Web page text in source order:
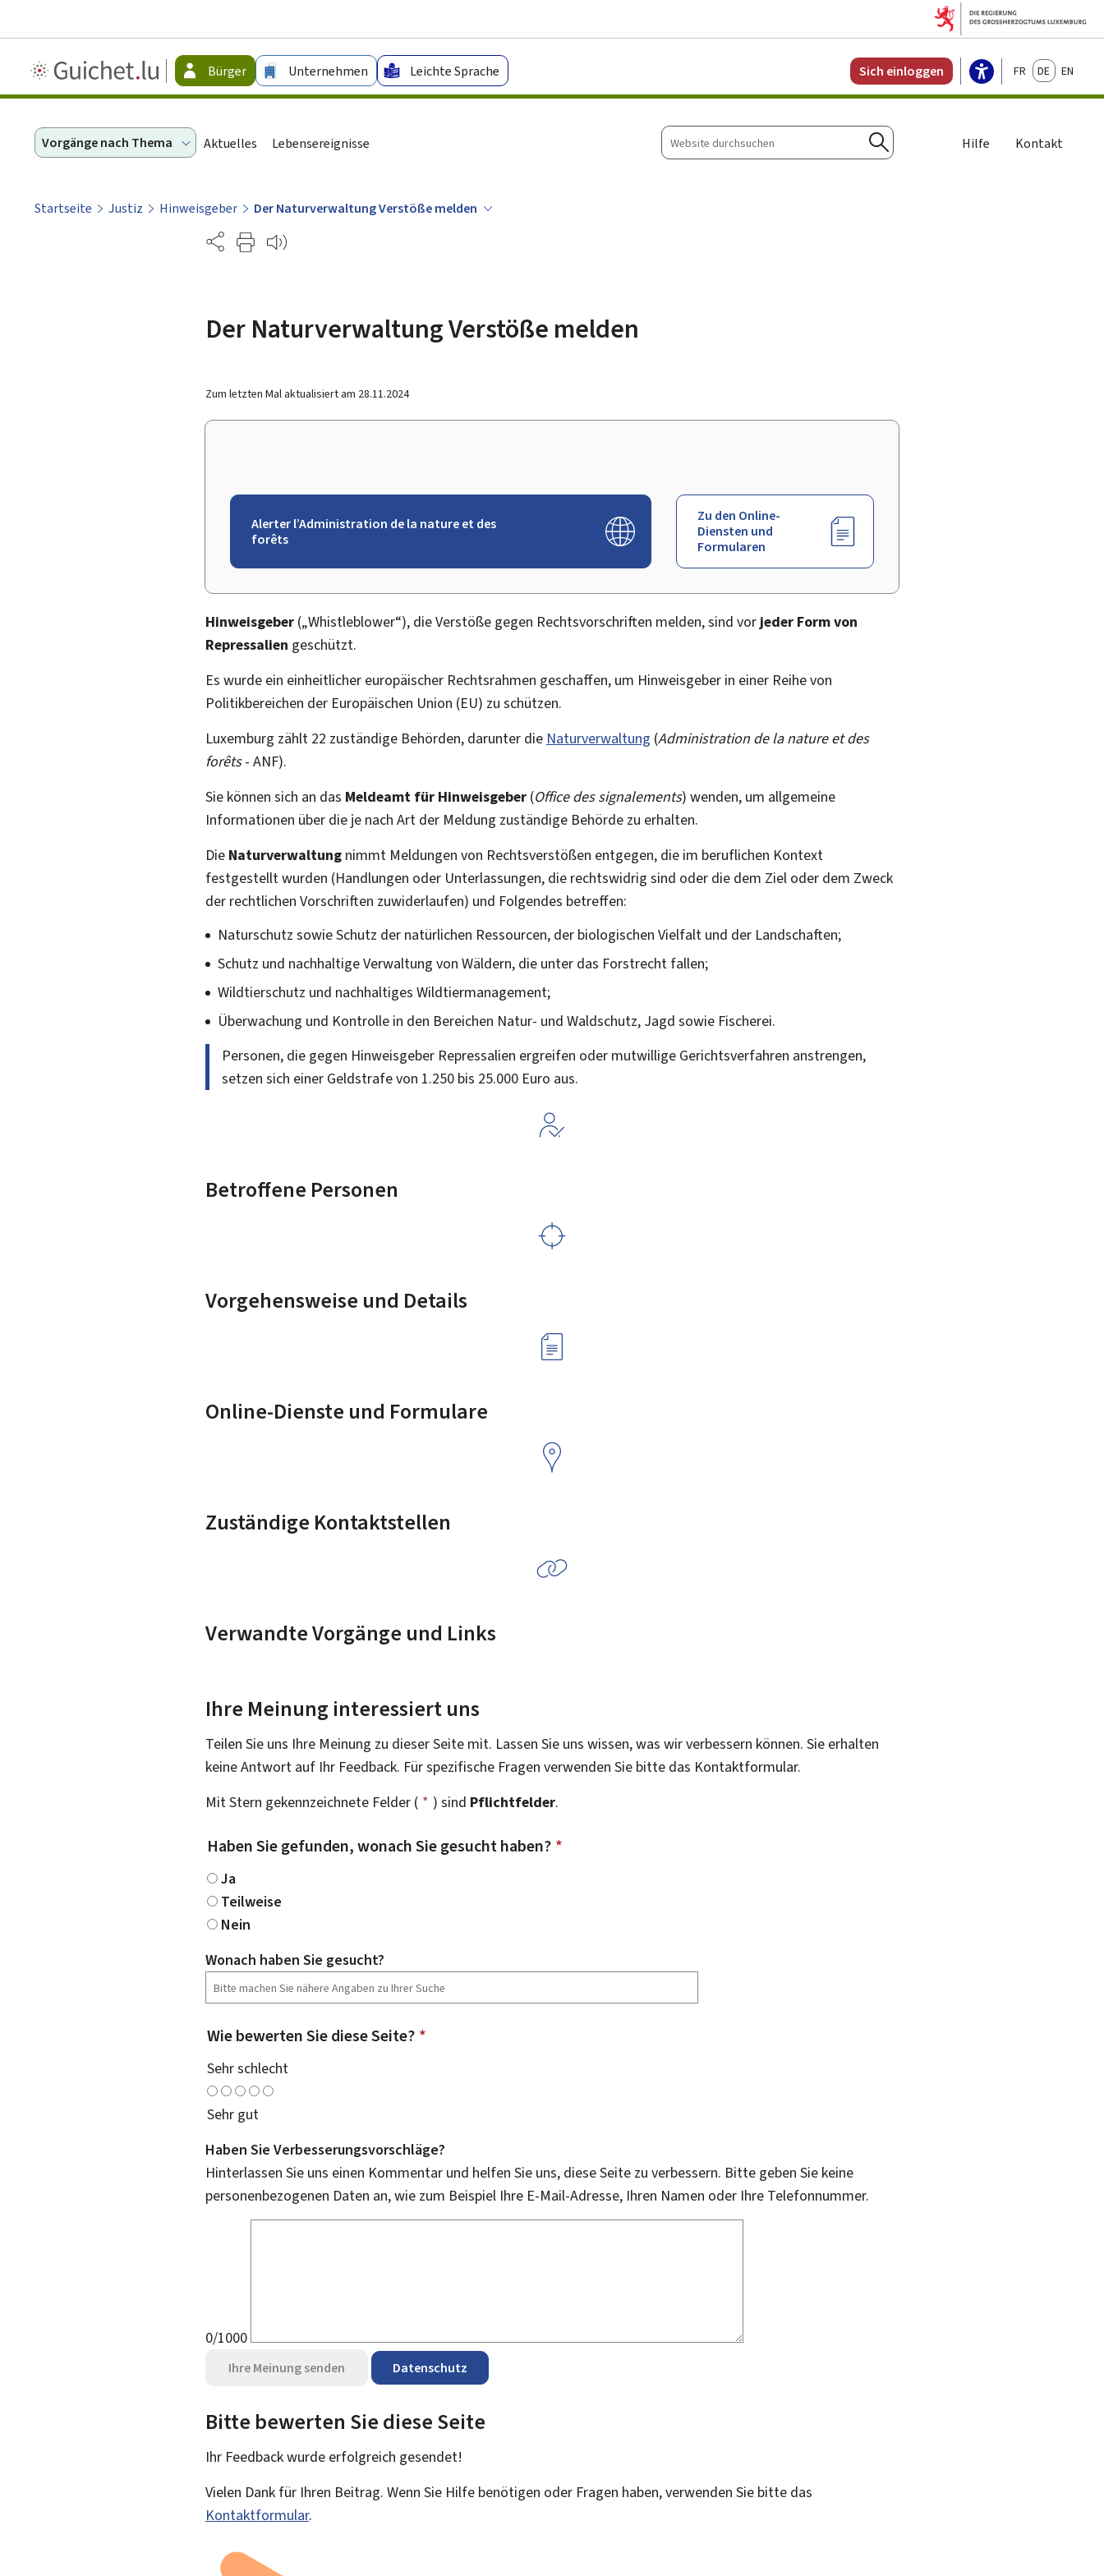
Guichet.lu
-
Bürger Unternehmen Leichte Sprache Sich einloggen FrançaisDeutschEnglish
Vorgänge nach Thema Aktuelles Lebensereignisse
Website
durchsuchen
Suchen
Hilfe Kontakt
Startseite Justiz Hinweisgeber
Der Naturverwaltung Verstöße melden
Partage
Der Naturverwaltung Verstöße melden
Zum letzten Mal aktualisiert am 28.11.2024
Alerter l’Administration de la nature et des
forêts
Zu den Online-
Diensten und
Formularen
Hinweisgeber („Whistleblower“), die Verstöße gegen Rechtsvorschriften melden, sind vor jeder Form von
Repressalien geschützt.
Es wurde ein einheitlicher europäischer Rechtsrahmen geschaffen, um Hinweisgeber in einer Reihe von
Politikbereichen der Europäischen Union (EU) zu schützen.
Luxemburg zählt 22 zuständige Behörden, darunter die Naturverwaltung (Administration de la nature et des
forêts- ANF).
Sie können sich an das Meldeamt für Hinweisgeber (Office des signalements) wenden, um allgemeine
Informationen über die je nach Art der Meldung zuständige Behörde zu erhalten.
Die Naturverwaltung nimmt Meldungen von Rechtsverstößen entgegen, die im beruflichen Kontext
festgestellt wurden (Handlungen oder Unterlassungen, die rechtswidrig sind oder die dem Ziel oder dem Zweck
der rechtlichen Vorschriften zuwiderlaufen) und Folgendes betreffen:
Naturschutz sowie Schutz der natürlichen Ressourcen, der biologischen Vielfalt und der Landschaften;
Schutz und nachhaltige Verwaltung von Wäldern, die unter das Forstrecht fallen;
Wildtierschutz und nachhaltiges Wildtiermanagement;
Überwachung und Kontrolle in den Bereichen Natur- und Waldschutz, Jagd sowie Fischerei.
Personen, die gegen Hinweisgeber Repressalien ergreifen oder mutwillige Gerichtsverfahren anstrengen,
setzen sich einer Geldstrafe von 1.250 bis 25.000 Euro aus.
Betroffene Personen
Vorgehensweise und Details
Online-Dienste und Formulare
Zuständige Kontaktstellen
Verwandte Vorgänge und Links
Ihre Meinung interessiert uns
Teilen Sie uns Ihre Meinung zu dieser Seite mit. Lassen Sie uns wissen, was wir verbessern können. Sie erhalten
keine Antwort auf Ihr Feedback. Für spezifische Fragen verwenden Sie bitte das Kontaktformular.
Mit Stern gekennzeichnete Felder ( * ) sind Pflichtfelder.
Haben Sie gefunden, wonach Sie gesucht haben? *
Ja
Teilweise
Nein
Wonach haben Sie gesucht?
Wie bewerten Sie diese Seite? *
Sehr schlecht
Sehr gut
Haben Sie Verbesserungsvorschläge?
Hinterlassen Sie uns einen Kommentar und helfen Sie uns, diese Seite zu verbessern. Bitte geben Sie keine
personenbezogenen Daten an, wie zum Beispiel Ihre E-Mail-Adresse, Ihren Namen oder Ihre Telefonnummer.
0/1000
Ihre Meinung senden Datenschutz
Bitte bewerten Sie diese Seite
Ihr Feedback wurde erfolgreich gesendet!
Vielen Dank für Ihren Beitrag. Wenn Sie Hilfe benötigen oder Fragen haben, verwenden Sie bitte das
Kontaktformular.